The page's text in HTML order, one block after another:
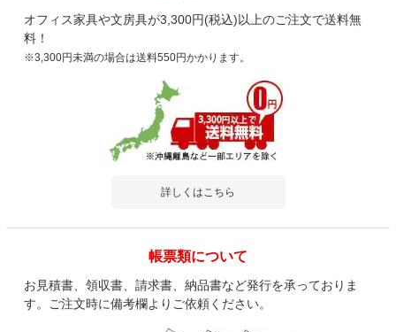
オフィス家具や文房具が3,300円(税込)以上のご注文で送料無
料！
※3,300円未満の場合は送料550円かかります。
詳しくはこちら
帳票類について
お見積書、領収書、請求書、納品書など発行を承っておりま
す。ご注文時に備考欄よりご依頼ください。